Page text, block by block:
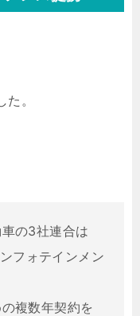
。
の3社連合は
フォテインメン
複数年契約を